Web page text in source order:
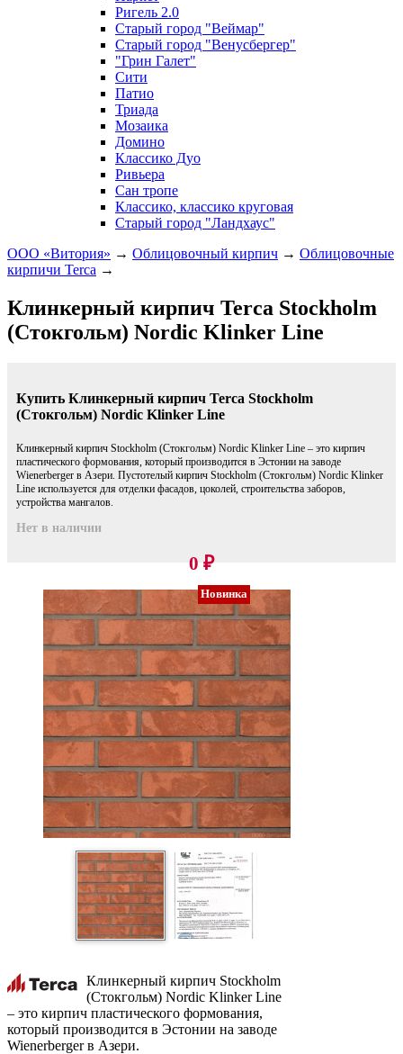
Ригель 2.0
Старый город "Веймар"
Старый город "Венусбергер"
"Грин Галет"
Сити
Патио
Триада
Мозаика
Домино
Классико Дуо
Ривьера
Сан тропе
Классико, классико круговая
Старый город "Ландхаус"
ООО «Витория» → Облицовочный кирпич → Облицовочные
кирпичи Terca →
Клинкерный кирпич Terca Stockholm
(Стокгольм) Nordic Klinker Line
Купить Клинкерный кирпич Terca Stockholm
(Стокгольм) Nordic Klinker Line
Клинкерный кирпич Stockholm (Стокгольм) Nordic Klinker Line – это кирпич
пластического формования, который производится в Эстонии на заводе
Wienerberger в Азери. Пустотелый кирпич Stockholm (Стокгольм) Nordic Klinker
Line используется для отделки фасадов, цоколей, строительства заборов,
устройства мангалов.
Нет в наличии
0 ₽
Новинка
Клинкерный кирпич Stockholm
(Стокгольм) Nordic Klinker Line
– это кирпич пластического формования,
который производится в Эстонии на заводе
Wienerberger в Азери.